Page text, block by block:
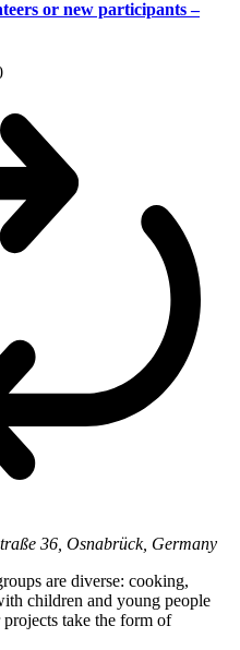
or new participants –
36, Osnabrück, Germany
are diverse: cooking,
children and young people
take the form of